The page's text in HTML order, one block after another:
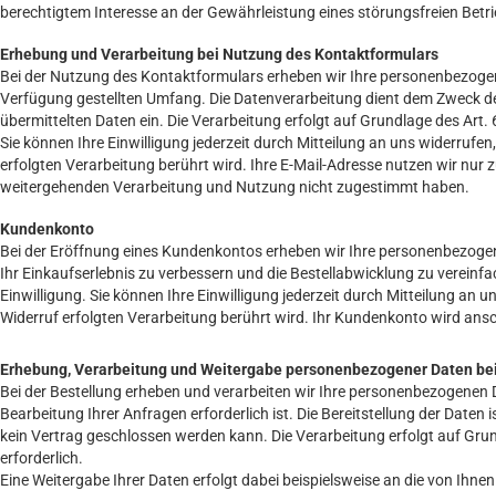
berechtigtem Interesse an der Gewährleistung eines störungsfreien
Erhebung und Verarbeitung bei Nutzung des Kontaktformulars
Bei der Nutzung des Kontaktformulars erheben wir Ihre
Verfügung gestellten Umfang. Die Datenverarbeitung dient dem Zweck
übermittelten Daten ein. Die Verarbeitung erfolgt auf Grundlage des Art.
Sie können Ihre Einwilligung jederzeit durch Mitteilung an uns
erfolgten Verarbeitung berührt wird. Ihre E-Mail-Adresse nutzen wir nur
weitergehenden Verarbeitung und Nutzung nicht zugestimmt haben.
Kundenkonto
Bei der Eröffnung eines Kundenkontos erheben wir Ihre
Ihr Einkaufserlebnis zu verbessern und die Bestellabwicklung zu
Einwilligung. Sie können Ihre Einwilligung jederzeit durch Mitteilung an
Widerruf erfolgten Verarbeitung berührt wird. Ihr Kundenkonto wird
Erhebung, Verarbeitung und Weitergabe personenbezogener Daten
Bei der Bestellung erheben und verarbeiten wir Ihre
Bearbeitung Ihrer Anfragen erforderlich ist. Die Bereitstellung der
kein Vertrag geschlossen werden kann. Die Verarbeitung erfolgt auf
erforderlich.
Eine Weitergabe Ihrer Daten erfolgt dabei beispielsweise an die von